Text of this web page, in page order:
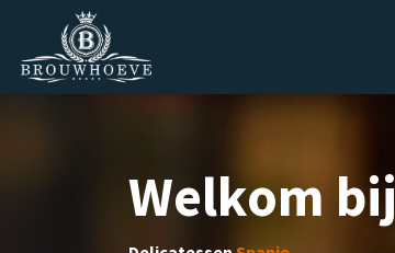
Overslaan naar inhoud
Welkom